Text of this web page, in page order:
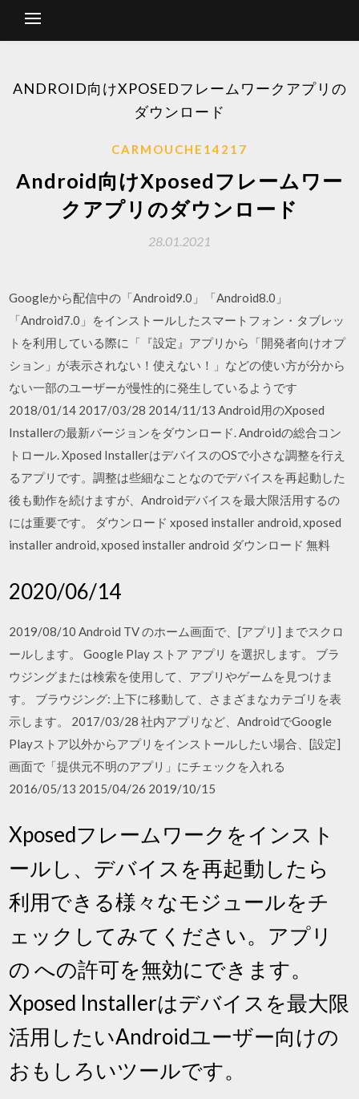
ANDROID向けXPOSEDフレームワークアプリの
ダウンロード
CARMOUCHE14217
Android向けXposedフレームワー
クアプリのダウンロード
28.01.2021
Googleから配信中の「Android9.0」「Android8.0」
「Android7.0」をインストールしたスマートフォン・タブレッ
トを利用している際に「『設定』アプリから「開発者向けオプ
ション」が表示されない！使えない！」などの使い方が分から
ない一部のユーザーが慢性的に発生しているようです
2018/01/14 2017/03/28 2014/11/13 Android用のXposed
Installerの最新バージョンをダウンロード. Androidの総合コン
トロール. Xposed InstallerはデバイスのOSで小さな調整を行え
るアプリです。調整は些細なことなのでデバイスを再起動した
後も動作を続けますが、Androidデバイスを最大限活用するの
には重要です。 ダウンロード xposed installer android, xposed
installer android, xposed installer android ダウンロード 無料
2020/06/14
2019/08/10 Android TV のホーム画面で、[アプリ] までスクロ
ールします。 Google Play ストア アプリ を選択します。 ブラ
ウジングまたは検索を使用して、アプリやゲームを見つけま
す。 ブラウジング: 上下に移動して、さまざまなカテゴリを表
示します。 2017/03/28 社内アプリなど、AndroidでGoogle
Playストア以外からアプリをインストールしたい場合、[設定]
画面で「提供元不明のアプリ」にチェックを入れる
2016/05/13 2015/04/26 2019/10/15
Xposedフレームワークをインスト
ールし、デバイスを再起動したら
利用できる様々なモジュールをチ
ェックしてみてください。アプリ
の への許可を無効にできます。
Xposed Installerはデバイスを最大限
活用したいAndroidユーザー向けの
おもしろいツールです。